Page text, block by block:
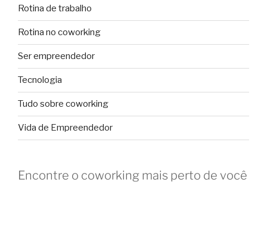
Rotina de trabalho
Rotina no coworking
Ser empreendedor
Tecnologia
Tudo sobre coworking
Vida de Empreendedor
Encontre o coworking mais perto de você